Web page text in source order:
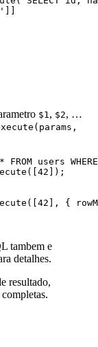
$1 , $2, …
* FROM users
([42 ]);
([42 ] , {
tambem e
detalhes.
resultado,